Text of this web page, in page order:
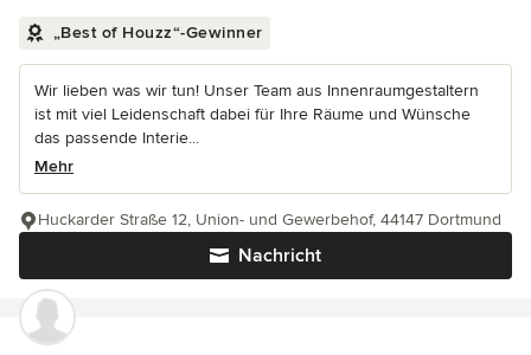
„Best of Houzz“-Gewinner
Wir lieben was wir tun! Unser Team aus Innenraumgestaltern
ist mit viel Leidenschaft dabei für Ihre Räume und Wünsche
das passende Interie...
Mehr
Nachricht
Huckarder Straße 12, Union- und Gewerbehof, 44147 Dortmund